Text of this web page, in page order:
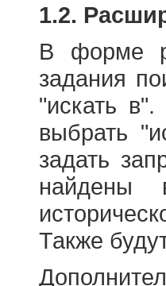
1.2.
В форме
задания
"искать
выбрать
задать
найдены
Также